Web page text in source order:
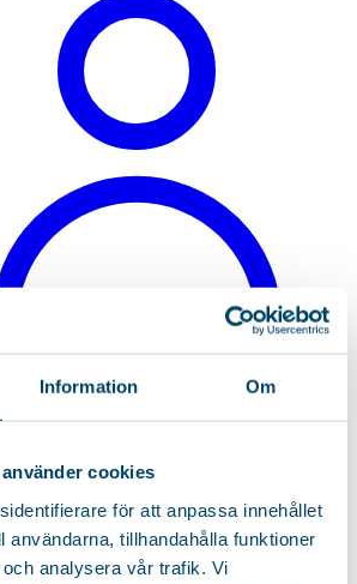
Information Om
cookies
för att anpassa innehållet
användarna, tillhandahålla funktioner
analysera vår trafik. Vi